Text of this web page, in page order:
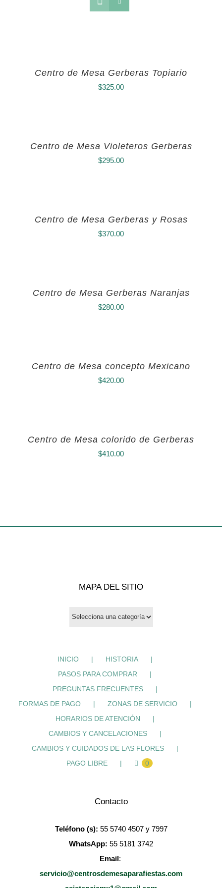
Centro de Mesa Gerberas Topiario
$325.00
Centro de Mesa Violeteros Gerberas
$295.00
Centro de Mesa Gerberas y Rosas
$370.00
Centro de Mesa Gerberas Naranjas
$280.00
Centro de Mesa concepto Mexicano
$420.00
Centro de Mesa colorido de Gerberas
$410.00
MAPA DEL SITIO
INICIO
HISTORIA
PASOS PARA COMPRAR
PREGUNTAS FRECUENTES
FORMAS DE PAGO
ZONAS DE SERVICIO
HORARIOS DE ATENCIÓN
CAMBIOS Y CANCELACIONES
CAMBIOS Y CUIDADOS DE LAS FLORES
PAGO LIBRE
0
Contacto
Teléfono (s): 55 5740 4507 y 7997
WhatsApp: 55 5181 3742
Email:
servicio@centrosdemesaparafiestas.com